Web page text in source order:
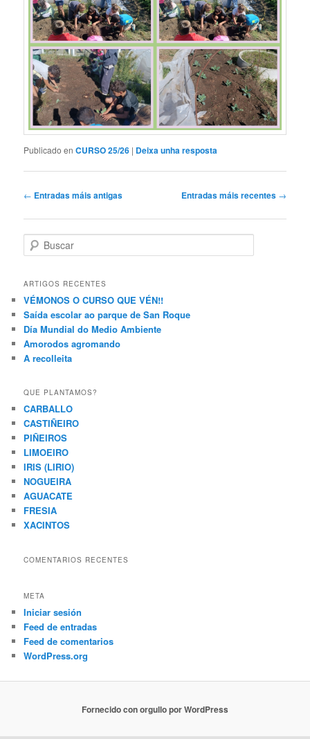
Publicado en CURSO 25/26 | Deixa unha resposta
Navegación
artigos
← Entradas máis antigas Entradas máis recentes →
u
c
r
ARTIGOS RECENTES
VÉMONOS O CURSO QUE VÉN!!
Saída escolar ao parque de San Roque
Día Mundial do Medio Ambiente
Amorodos agromando
A recolleita
QUE PLANTAMOS?
CARBALLO
CASTIÑEIRO
PIÑEIROS
LIMOEIRO
IRIS (LIRIO)
NOGUEIRA
AGUACATE
FRESIA
XACINTOS
COMENTARIOS RECENTES
META
Iniciar sesión
Feed de entradas
Feed de comentarios
WordPress.org
Fornecido con orgullo por WordPress